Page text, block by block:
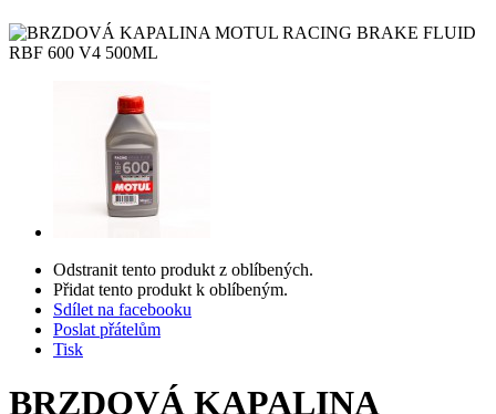
Odstranit tento produkt z oblíbených.
Přidat tento produkt k oblíbeným.
Sdílet na facebooku
Poslat přátelům
Tisk
BRZDOVÁ KAPALINA